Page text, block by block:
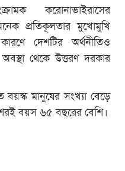
করোনাভাইরাসের
প্রতিকূলতার মুখোমুখি
দেশটির অর্থনীতিও
থেকে উত্তরণ দরকার
বয়স্ক মানুষের সংখ্যা বেড়ে
বয়স ৬৫ বছরের বেশি।